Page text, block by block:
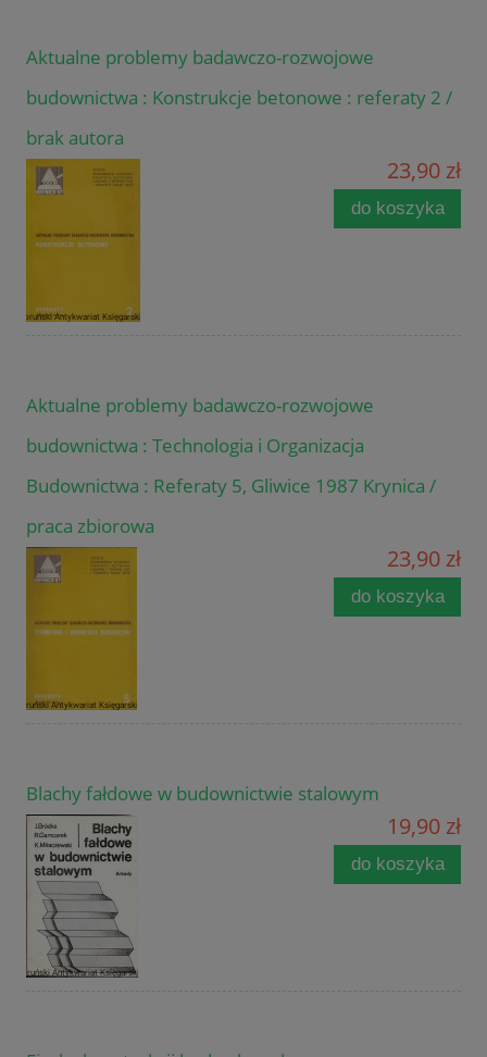
Aktualne problemy badawczo-rozwojowe
budownictwa : Konstrukcje betonowe : referaty 2 /
brak autora
23,90 zł
do koszyka
Aktualne problemy badawczo-rozwojowe
budownictwa : Technologia i Organizacja
Budownictwa : Referaty 5, Gliwice 1987 Krynica /
praca zbiorowa
23,90 zł
do koszyka
Blachy fałdowe w budownictwie stalowym
19,90 zł
do koszyka